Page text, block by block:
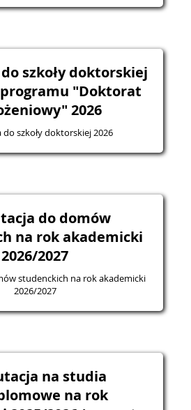
szkoły doktorskiej
"Doktorat
2026
do szkoły doktorskiej 2026
do domów
na rok akademicki
2026/2027
studenckich na rok akademicki
2026/2027
na studia
na rok